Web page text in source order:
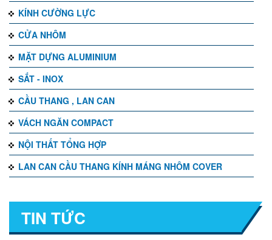
KÍNH CƯỜNG LỰC
CỬA NHÔM
MẶT DỰNG ALUMINIUM
SẮT - INOX
CẦU THANG , LAN CAN
VÁCH NGĂN COMPACT
NỘI THẤT TỔNG HỢP
LAN CAN CẦU THANG KÍNH MÁNG NHÔM COVER
TIN TỨC